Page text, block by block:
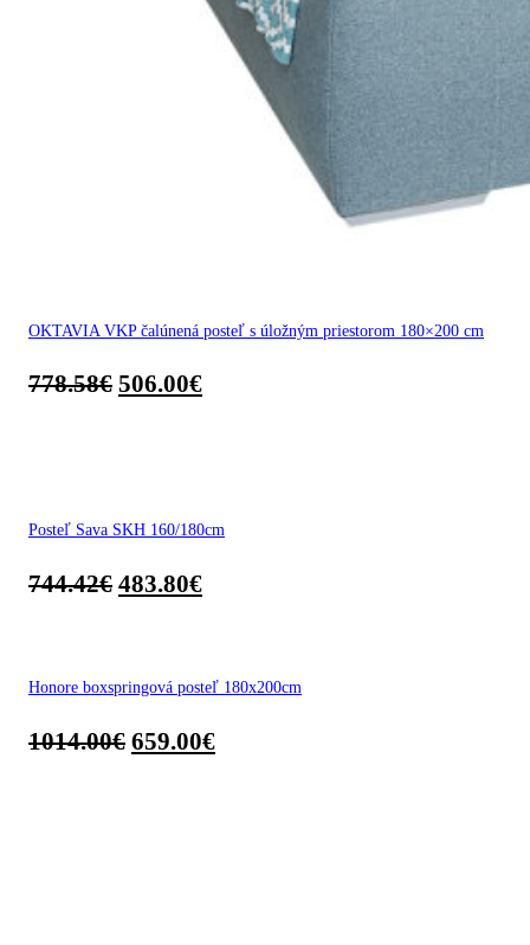
OKTAVIA VKP čalúnená posteľ s úložným priestorom 180×200 cm
778.58€ 506.00€
Posteľ Sava SKH 160/180cm
744.42€ 483.80€
Honore boxspringová posteľ 180x200cm
1014.00€ 659.00€